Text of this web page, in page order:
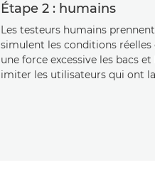
Étape 2 : humains
Les testeurs humains
simulent les conditions réelles
une force excessive les bacs
imiter les utilisateurs qui ont